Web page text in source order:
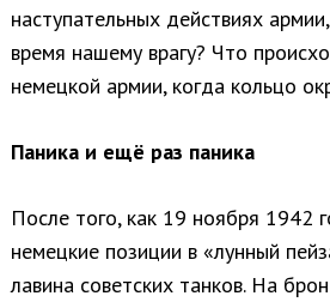
наступательных действиях
время нашему врагу? Что
немецкой армии, когда кольцо
Паника и ещё раз паника
После того, как 19 ноября 1942
немецкие позиции в «лунный
лавина советских танков. На